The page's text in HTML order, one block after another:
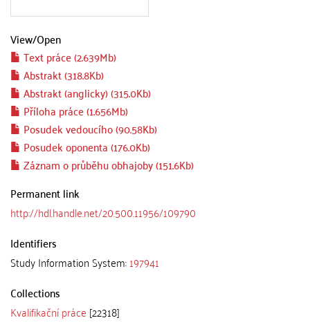
View/Open
Text práce (2.639Mb)
Abstrakt (318.8Kb)
Abstrakt (anglicky) (315.0Kb)
Příloha práce (1.656Mb)
Posudek vedoucího (90.58Kb)
Posudek oponenta (176.0Kb)
Záznam o průběhu obhajoby (151.6Kb)
Permanent link
http://hdl.handle.net/20.500.11956/109790
Identifiers
Study Information System:197941
Collections
Kvalifikační práce [22318]